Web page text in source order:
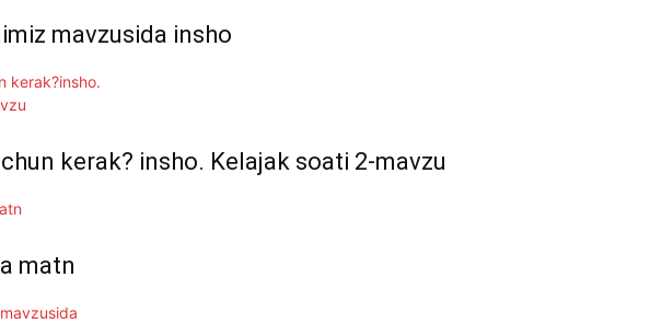
mavzusida insho
kerak? insho. Kelajak soati 2-mavzu
matn